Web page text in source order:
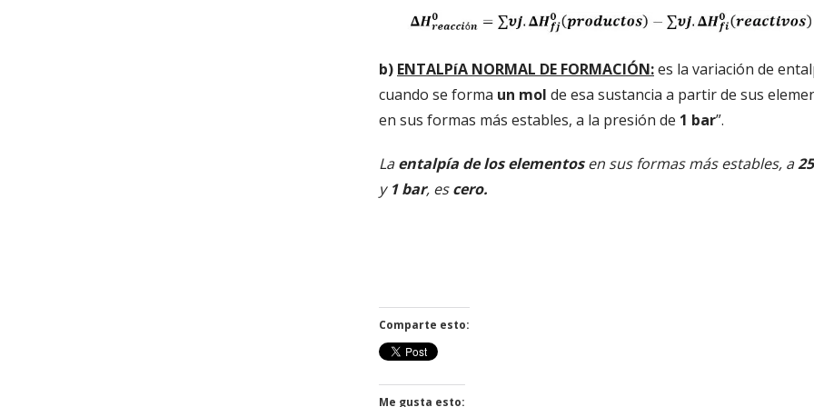
b) ENTALPíA NORMAL DE FORMACIÓN:es la variación de
cuando se forma un mol de esa sustancia a partir de sus
en sus formas más estables, a la presión de 1 bar”.
Laentalpía de los elementosen sus formas más estables, a
y 1 bar, escero.
Comparte esto:
Me gusta esto: